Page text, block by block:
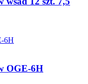
OGE-6H